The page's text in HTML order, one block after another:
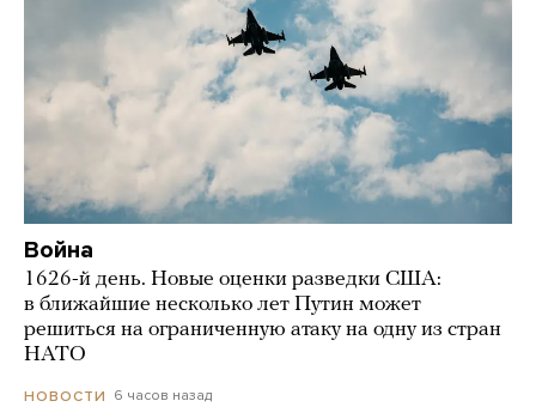
Война
1626-й день. Новые оценки разведки США:
в ближайшие несколько лет Путин может
решиться на ограниченную атаку на одну из стран
НАТО
НОВОСТИ 6 часов назад